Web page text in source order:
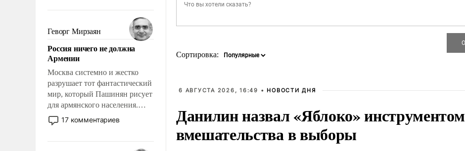
Сложившаяся ситуация
означает многолетний период
уязвимости США, например,
перед Китаем.
Геворг Мирзаян
Россия ничего не должна
Армении
Москва системно и жестко
разрушает тот фантастический
мир, который Пашинян рисует
для армянского населения.
Мир, где политические
прожекты будут безусловно
17 комментариев
Сортировка:
6 АВГУСТА 2026, 16:49 • НОВОСТИ ДНЯ
Данилин назвал «Яблоко» инструментом
вмешательства в выборы